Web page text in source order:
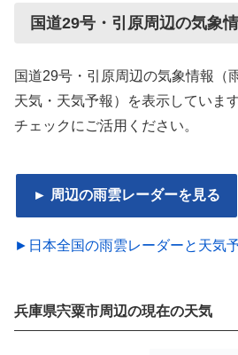
国道29号・引原周辺の気象
国道29号・引原周辺の気象情報（
天気・天気予報）を表示していま
チェックにご活用ください。
► 周辺の雨雲レーダーを見る
►日本全国の雨雲レーダーと天気
兵庫県宍粟市周辺の現在の天気